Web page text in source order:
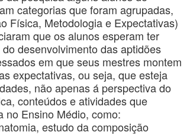
categorias que foram agrupadas,
Física, Metodologia e Expectativas)
que os alunos esperam ter
desenvolvimento das aptidões
em que seus mestres montem
expectativas, ou seja, que esteja
não apenas á perspectiva do
conteúdos e atividades que
no Ensino Médio, como:
estudo da composição